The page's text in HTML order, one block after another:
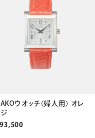
ウオッチ〈婦人用〉 オレ
93,500